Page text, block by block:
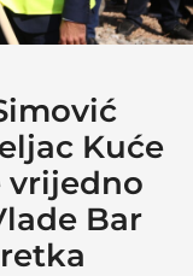
Kuće
vrijedno
Bar